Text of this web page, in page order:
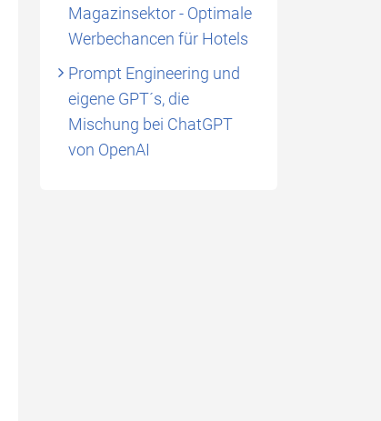
Magazinsektor - Optimale
Werbechancen für Hotels
Prompt Engineering und
eigene GPT´s, die
Mischung bei ChatGPT
von OpenAI